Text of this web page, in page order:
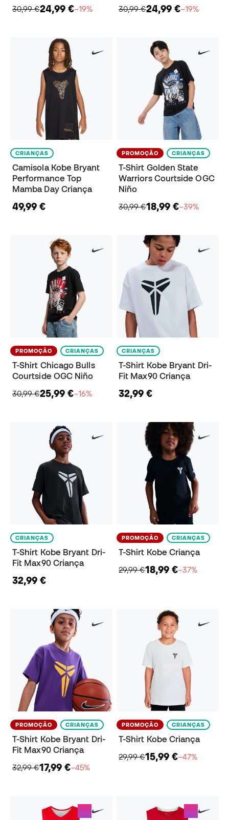
30,99 €24,99 €−19% 30,99 €24,99 €−19%
CRIANÇAS
Camisola Kobe Bryant
Performance Top
Mamba Day Criança
49,99 €
PROMOÇÃO CRIANÇAS
T-Shirt Golden State
Warriors Courtside OGC
Niño
30,99 €18,99 €−39%
PROMOÇÃO CRIANÇAS
T-Shirt Chicago Bulls
Courtside OGC Niño
30,99 €25,99 €−16%
CRIANÇAS
T-Shirt Kobe Bryant Dri-
Fit Max90 Criança
32,99 €
CRIANÇAS
T-Shirt Kobe Bryant Dri-
Fit Max90 Criança
32,99 €
PROMOÇÃO CRIANÇAS
T-Shirt Kobe Criança
29,99 €18,99 €−37%
PROMOÇÃO CRIANÇAS
T-Shirt Kobe Bryant Dri-
Fit Max90 Criança
32,99 €17,99 €−45%
PROMOÇÃO CRIANÇAS
T-Shirt Kobe Criança
29,99 €15,99 €−47%